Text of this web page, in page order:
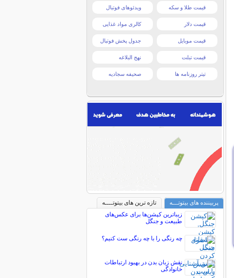
قیمت طلا و سکه ویدئوهای فوتبال
قیمت دلار کالری مواد غذایی
قیمت موبایل جدول پخش فوتبال
قیمت تبلت نهج البلاغه
تیتر روزنامه ها صحیفه سجادیه
پربیننده های بیتوتـــه
تازه ترین های بیتوتــــه
زیباترین کپشن‌ها برای عکس‌های
طبیعت و جنگل
چه رنگی را با چه رنگی ست کنیم؟
نقش زبان بدن در بهبود ارتباطات
خانوادگی